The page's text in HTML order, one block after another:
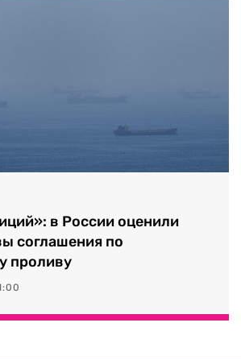
в России оценили
соглашения по
проливу